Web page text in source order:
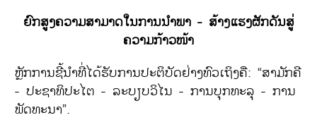
ຍົກສູງຄວາມສາມາດໃນການນຳພາ - ສ້າງແຮງຜັກດັນສູ່
ຄວາມກ້າວໜ້າ
ຫຼັກການຊີ້ນຳທີ່ໄດ້ຮັບການປະຕິບັດຢ່າງທົວເຖິງຄື: “ສາມັກຄີ
- ປະຊາທິປະໄຕ - ລະບຽບວິໄນ - ການບຸກທະລຸ - ການ
ພັດທະນາ”.